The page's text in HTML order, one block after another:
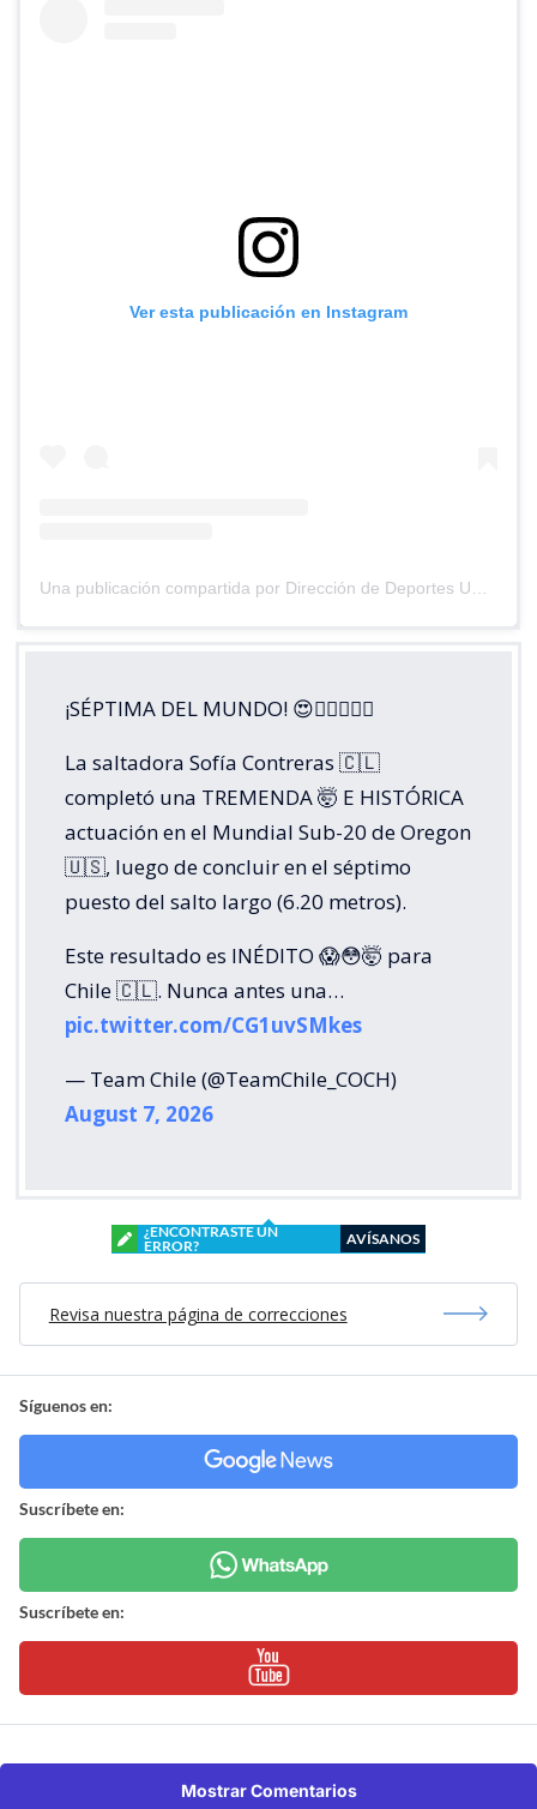
Ver esta publicación en Instagram
¡SÉPTIMA DEL MUNDO! 😍😮‍💨🏃🏼‍♀️
La saltadora Sofía Contreras 🇨🇱
completó una TREMENDA 🤯 E HISTÓRICA
actuación en el Mundial Sub-20 de Oregon
🇺🇸, luego de concluir en el séptimo
puesto del salto largo (6.20 metros).
Este resultado es INÉDITO 😱😳🤯 para
Chile 🇨🇱. Nunca antes una…
pic.twitter.com/CG1uvSMkes
— Team Chile (@TeamChile_COCH)
August 7, 2026
¿ENCONTRASTE UN
ERROR?
AVÍSANOS
Revisa nuestra página de correcciones
Síguenos en:
Suscríbete en:
Suscríbete en:
Mostrar Comentarios